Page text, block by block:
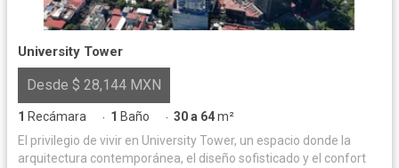
University Tower
Desde $ 28,144 MXN
1 Recámara · 1 Baño · 30 a 64m²
El privilegio de vivir en University Tower, un espacio donde la
arquitectura contemporánea, el diseño sofisticado y el confort